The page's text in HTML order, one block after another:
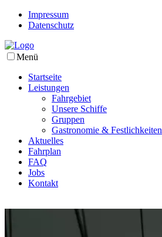
Impressum
Datenschutz
Menü
Startseite
Leistungen
Fahrgebiet
Unsere Schiffe
Gruppen
Gastronomie & Festlichkeiten
Aktuelles
Fahrplan
FAQ
Jobs
Kontakt